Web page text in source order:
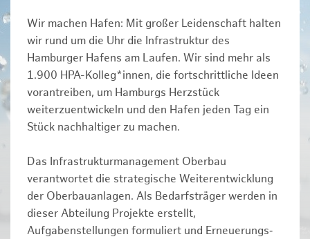
Wir machen Hafen: Mit großer Leidenschaft halten
wir rund um die Uhr die Infrastruktur des
Hamburger Hafens am Laufen. Wir sind mehr als
1.900 HPA-Kolleg*innen, die fortschrittliche Ideen
vorantreiben, um Hamburgs Herzstück
weiterzuentwickeln und den Hafen jeden Tag ein
Stück nachhaltiger zu machen.
Das Infrastrukturmanagement Oberbau
verantwortet die strategische Weiterentwicklung
der Oberbauanlagen. Als Bedarfsträger werden in
dieser Abteilung Projekte erstellt,
Aufgabenstellungen formuliert und Erneuerungs‑